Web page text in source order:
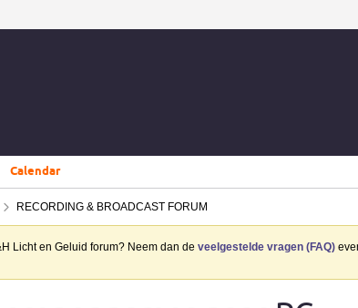
Calendar
RECORDING & BROADCAST FORUM
Licht en Geluid forum? Neem dan de veelgestelde vragen (FAQ)